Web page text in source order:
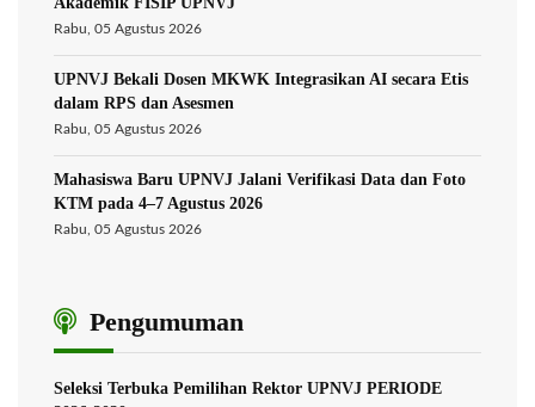
Rabu, 05 Agustus 2026
UPNVJ Bekali Dosen MKWK Integrasikan AI secara Etis
dalam RPS dan Asesmen
Rabu, 05 Agustus 2026
Mahasiswa Baru UPNVJ Jalani Verifikasi Data dan Foto
KTM pada 4–7 Agustus 2026
Rabu, 05 Agustus 2026
Pengumuman
Seleksi Terbuka Pemilihan Rektor UPNVJ PERIODE